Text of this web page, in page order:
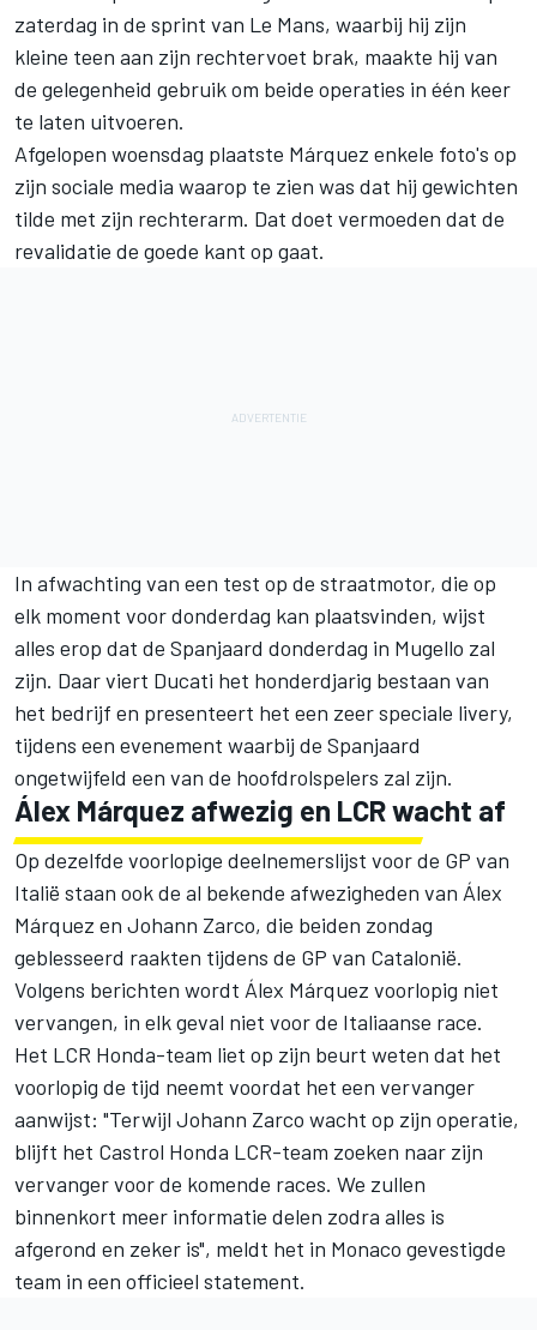
zaterdag in de sprint van Le Mans, waarbij hij zijn
kleine teen aan zijn rechtervoet brak, maakte hij van
de gelegenheid gebruik om beide operaties in één keer
te laten uitvoeren.
Afgelopen woensdag plaatste Márquez enkele foto's op
zijn sociale media waarop te zien was dat hij gewichten
tilde met zijn rechterarm. Dat doet vermoeden dat de
revalidatie de goede kant op gaat.
In afwachting van een test op de straatmotor, die op
elk moment voor donderdag kan plaatsvinden, wijst
alles erop dat de Spanjaard donderdag in Mugello zal
zijn. Daar viert Ducati het honderdjarig bestaan van
het bedrijf en presenteert het een zeer speciale livery,
tijdens een evenement waarbij de Spanjaard
ongetwijfeld een van de hoofdrolspelers zal zijn.
Álex Márquez afwezig en LCR wacht af
Op dezelfde voorlopige deelnemerslijst voor de GP van
Italië staan ook de al bekende afwezigheden van Álex
Márquez en Johann Zarco, die beiden zondag
geblesseerd raakten tijdens de GP van Catalonië.
Volgens berichten wordt Álex Márquez voorlopig niet
vervangen, in elk geval niet voor de Italiaanse race.
Het LCR Honda-team liet op zijn beurt weten dat het
voorlopig de tijd neemt voordat het een vervanger
aanwijst: "Terwijl Johann Zarco wacht op zijn operatie,
blijft het Castrol Honda LCR-team zoeken naar zijn
vervanger voor de komende races. We zullen
binnenkort meer informatie delen zodra alles is
afgerond en zeker is", meldt het in Monaco gevestigde
team in een officieel statement.